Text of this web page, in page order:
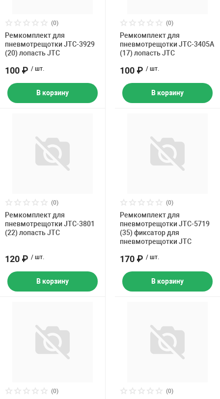
(0)
Ремкомплект для
пневмотрещотки JTC-3929
(20) лопасть JTC
100 ₽ / шт.
В корзину
(0)
Ремкомплект для
пневмотрещотки JTC-3405A
(17) лопасть JTC
100 ₽ / шт.
В корзину
(0)
Ремкомплект для
пневмотрещотки JTC-3801
(22) лопасть JTC
120 ₽ / шт.
В корзину
(0)
Ремкомплект для
пневмотрещотки JTC-5719
(35) фиксатор для
пневмотрещотки JTC
170 ₽ / шт.
В корзину
(0) (0)